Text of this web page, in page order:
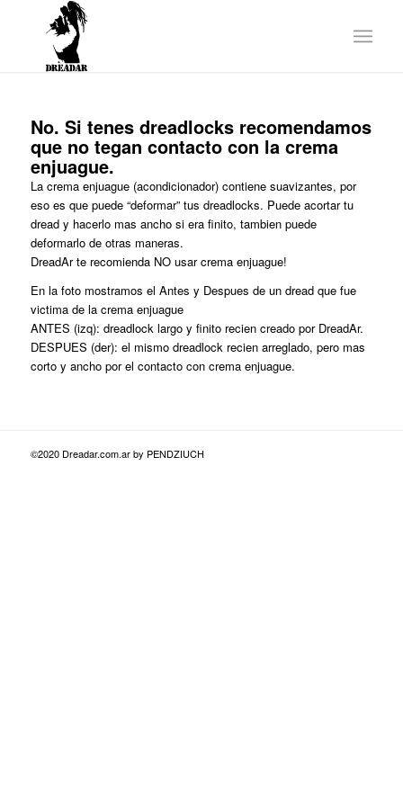
No. Si tenes dreadlocks recomendamos
que no tegan contacto con la crema
enjuague.
La crema enjuague (acondicionador) contiene suavizantes, por
eso es que puede “deformar” tus dreadlocks. Puede acortar tu
dread y hacerlo mas ancho si era finito, tambien puede
deformarlo de otras maneras.
DreadAr te recomienda NO usar crema enjuague!
En la foto mostramos el Antes y Despues de un dread que fue
victima de la crema enjuague
ANTES (izq): dreadlock largo y finito recien creado por DreadAr.
DESPUES (der): el mismo dreadlock recien arreglado, pero mas
corto y ancho por el contacto con crema enjuague.
©2020 Dreadar.com.ar by PENDZIUCH